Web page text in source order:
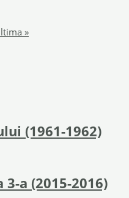
»
(1961-1962)
a (2015-2016)